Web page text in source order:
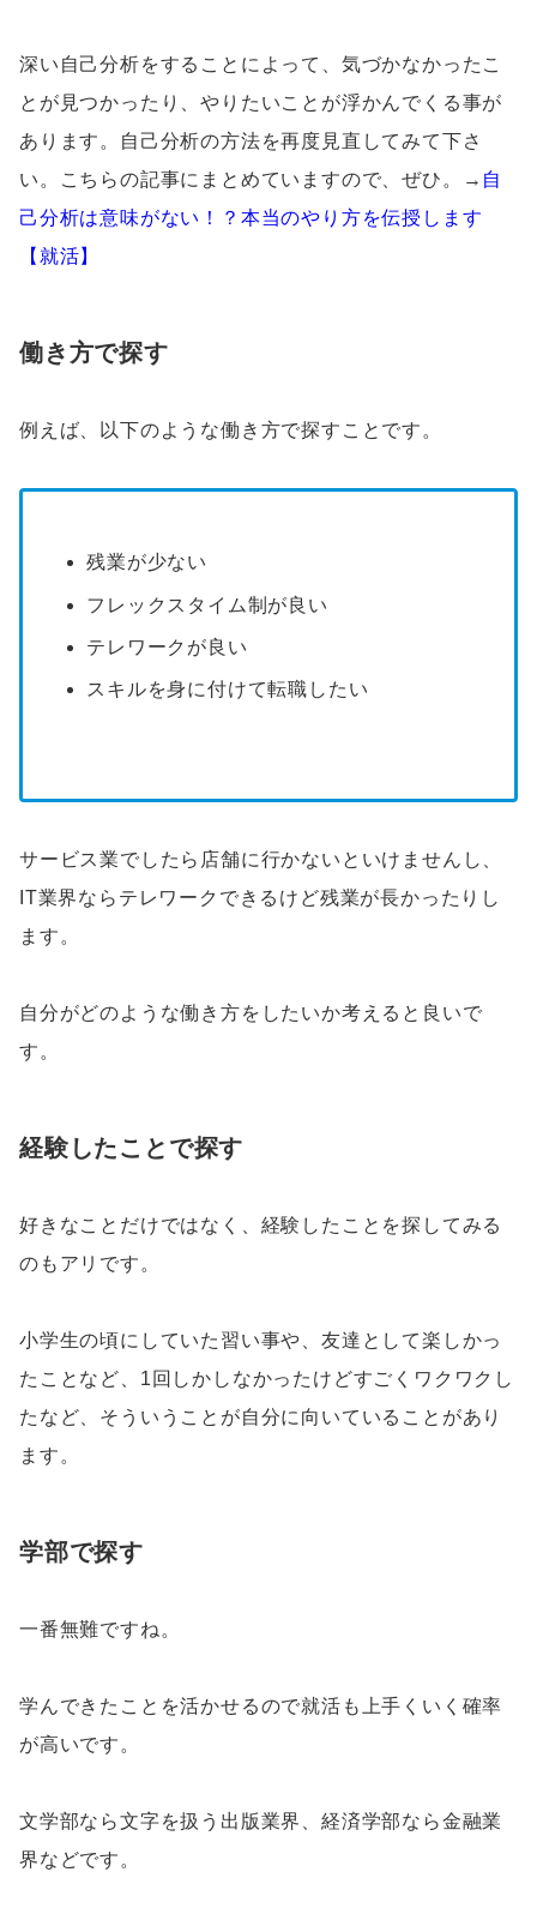
深い自己分析をすることによって、気づかなかったこ
とが見つかったり、やりたいことが浮かんでくる事が
あります。自己分析の方法を再度見直してみて下さ
い。こちらの記事にまとめていますので、ぜひ。→ 自
己分析は意味がない！？本当のやり方を伝授します
【就活】
働き方で探す
例えば、以下のような働き方で探すことです。
残業が少ない
フレックスタイム制が良い
テレワークが良い
スキルを身に付けて転職したい
サービス業でしたら店舗に行かないといけませんし、
IT業界ならテレワークできるけど残業が長かったりし
ます。
自分がどのような働き方をしたいか考えると良いで
す。
経験したことで探す
好きなことだけではなく、経験したことを探してみる
のもアリです。
小学生の頃にしていた習い事や、友達として楽しかっ
たことなど、1回しかしなかったけどすごくワクワクし
たなど、そういうことが自分に向いていることがあり
ます。
学部で探す
一番無難ですね。
学んできたことを活かせるので就活も上手くいく確率
が高いです。
文学部なら文字を扱う出版業界、経済学部なら金融業
界などです。